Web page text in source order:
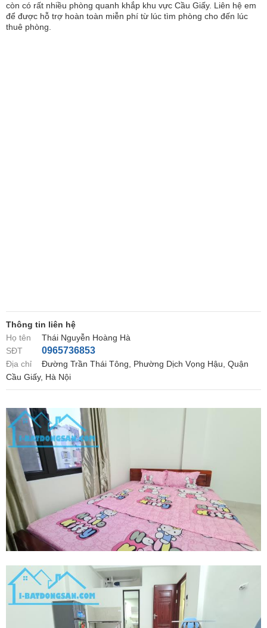
còn có rất nhiều phòng quanh khắp khu vực Cầu Giấy. Liên hệ em
để được hỗ trợ hoàn toàn miễn phí từ lúc tìm phòng cho đến lúc
thuê phòng.
Thông tin liên hệ
Họ tên
Thái Nguyễn Hoàng Hà
SĐT
0965736853
Địa chỉ
Đường Trần Thái Tông, Phường Dịch Vọng Hậu, Quận
Cầu Giấy, Hà Nội